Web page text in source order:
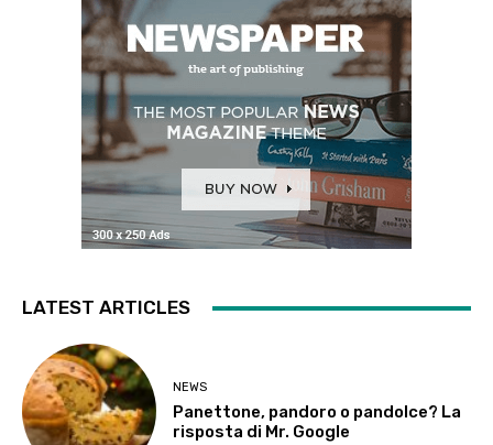
LATEST ARTICLES
NEWS
Panettone, pandoro o pandolce? La
risposta di Mr. Google